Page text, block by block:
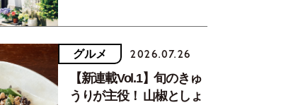
グルメ 2026.07.26
【新連載Vol.1】旬のきゅ
うりが主役！ 山椒としょ